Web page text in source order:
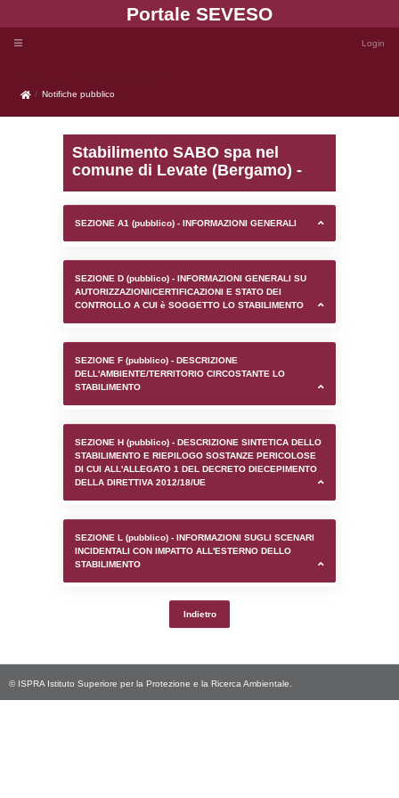
Portale
Notifiche pubblico
Notifiche pubblico
Stabilimento SABO spa
comune di Levate
SEZIONE A1 (pubblico) - INFORMAZIONI
SEZIONE D (pubblico) - INFORMAZIONI
AUTORIZZAZIONI/CERTIFICAZIONI E
CONTROLLO A CUI è SOGGETTO LO
SEZIONE F (pubblico) - DESCRIZIONE
SEZIONE H (pubblico) - DESCRIZIONE
STABILIMENTO E RIEPILOGO SOSTANZE